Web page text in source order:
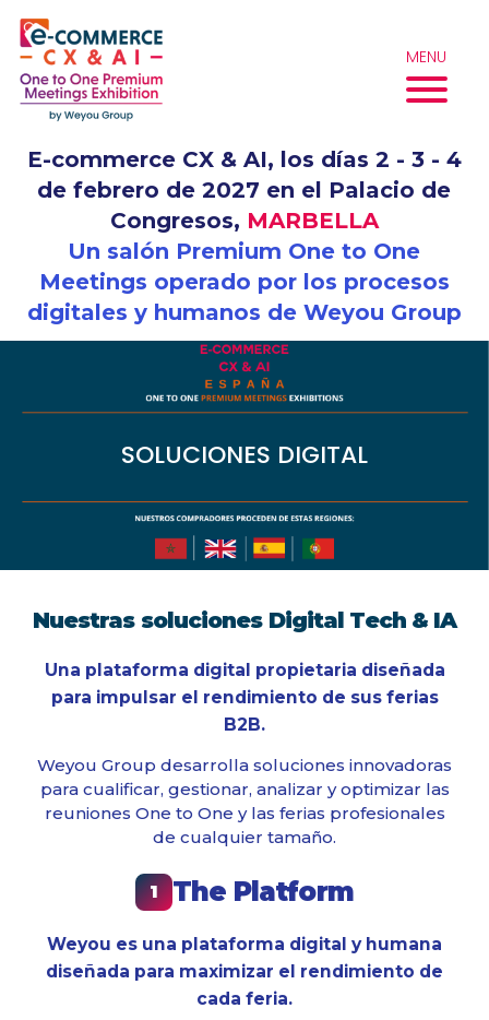
content
E-commerce CX & AI, los días 2 - 3 - 4
de febrero de 2027 en el Palacio de
Congresos, MARBELLA
Un salón Premium One to One
Meetings operado por los procesos
digitales y humanos de Weyou Group
MENU
SOLUCIONES DIGITAL
Nuestras soluciones Digital Tech & IA
Una plataforma digital propietaria diseñada
para impulsar el rendimiento de sus ferias
B2B.
Weyou Group desarrolla soluciones innovadoras
para cualificar, gestionar, analizar y optimizar las
reuniones One to One y las ferias profesionales
de cualquier tamaño.
1 The Platform
Weyou es una plataforma digital y humana
diseñada para maximizar el rendimiento de
cada feria.